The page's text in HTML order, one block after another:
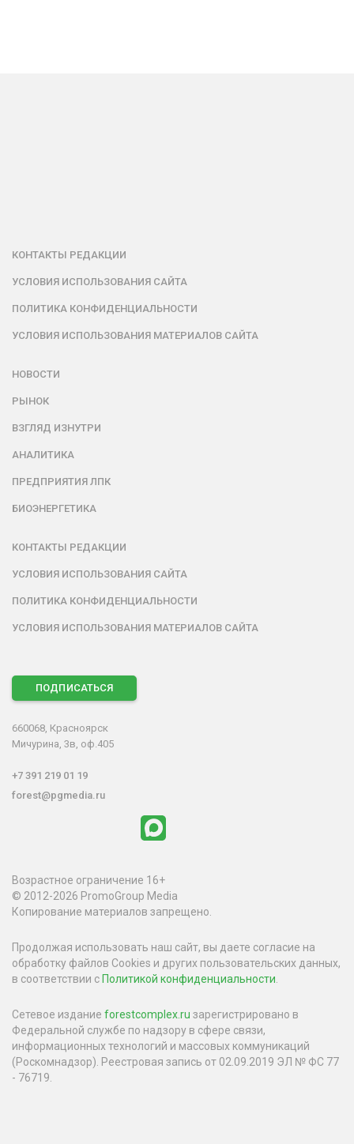
КОНТАКТЫ РЕДАКЦИИ
УСЛОВИЯ ИСПОЛЬЗОВАНИЯ САЙТА
ПОЛИТИКА КОНФИДЕНЦИАЛЬНОСТИ
УСЛОВИЯ ИСПОЛЬЗОВАНИЯ МАТЕРИАЛОВ САЙТА
НОВОСТИ
РЫНОК
ВЗГЛЯД ИЗНУТРИ
АНАЛИТИКА
ПРЕДПРИЯТИЯ ЛПК
БИОЭНЕРГЕТИКА
КОНТАКТЫ РЕДАКЦИИ
УСЛОВИЯ ИСПОЛЬЗОВАНИЯ САЙТА
ПОЛИТИКА КОНФИДЕНЦИАЛЬНОСТИ
УСЛОВИЯ ИСПОЛЬЗОВАНИЯ МАТЕРИАЛОВ САЙТА
ПОДПИСАТЬСЯ
660068, Красноярск
Мичурина, 3в, оф.405
+7 391 219 01 19
forest@pgmedia.ru
Возрастное ограничение 16+
© 2012-2026 PromoGroup Media
Копирование материалов запрещено.
Продолжая использовать наш сайт, вы даете согласие на
обработку файлов Cookies и других пользовательских данных,
в соответствии с Политикой конфиденциальности.
Сетевое издание forestcomplex.ru зарегистрировано в
Федеральной службе по надзору в сфере связи,
информационных технологий и массовых коммуникаций
(Роскомнадзор). Реестровая запись от 02.09.2019 ЭЛ № ФС 77
- 76719.